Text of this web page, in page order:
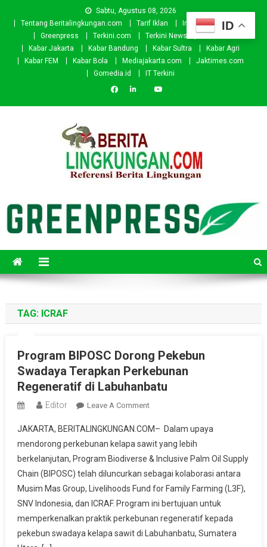
Sabtu, Agustus 08, 2026
Tentang Beritalingkungan.com
Tarif Iklan Investor
Donasi
Greenpress
Terkini.com Terkini News
Kabar.id
Kabar Jakarta
Kabar Bandung Kabar Sultra
Kabar Agri
Kabar FEM
Kabar Bola Mediajakarta.com
Jaktimes.com
Gomedia.id
IT Terkini
TAG: ICRAF
Program BIPOSC Dorong Pekebun
Swadaya Terapkan Perkebunan
Regeneratif di Labuhanbatu
Editor Leave A CommentOn
BIPOSC
Dorong
Pekebun
Swadaya
Terapkan
Perkebunan
Di
JAKARTA, BERITALINGKUNGAN.COM– Dalam upaya
mendorong perkebunan kelapa sawit yang lebih
berkelanjutan, Program Biodiverse & Inclusive Palm Oil Supply
Chain (BIPOSC) telah diluncurkan sebagai kolaborasi antara
Musim Mas Group, Livelihoods Fund for Family Farming (L3F),
SNV Indonesia, dan ICRAF. Program ini bertujuan untuk
memperkenalkan praktik perkebunan regeneratif kepada
pekebun swadaya kelapa sawit di Labuhanbatu, Sumatera
ID